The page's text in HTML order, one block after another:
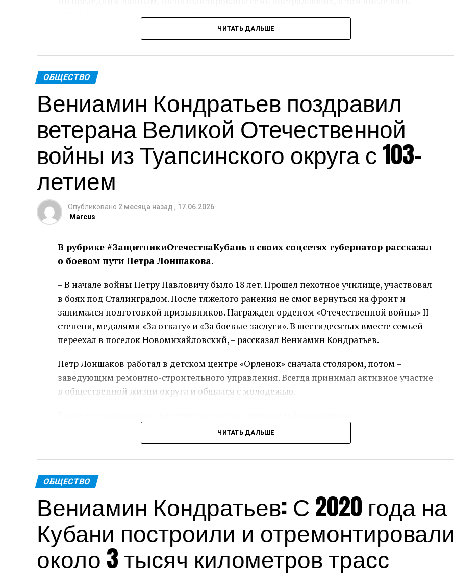
детей. Им оказывают медицинскую помощь.
Пресс-служба администрации Краснодарского края
ЧИТАТЬ ДАЛЬШЕ
ОБЩЕСТВО
Вениамин Кондратьев поздравил
ветерана Великой Отечественной
войны из Туапсинского округа с 103-
летием
Опубликовано 2 месяца назад , 17.06.2026
Marcus
В рубрике #ЗащитникиОтечестваКубань в своих соцсетях губернатор рассказал
о боевом пути Петра Лоншакова.
– В начале войны Петру Павловичу было 18 лет. Прошел пехотное училище, участвовал
в боях под Сталинградом. После тяжелого ранения не смог вернуться на фронт и
занимался подготовкой призывников. Награжден орденом «Отечественной войны» II
степени, медалями «За отвагу» и «За боевые заслуги». В шестидесятых вместе семьей
переехал в поселок Новомихайловский, – рассказал Вениамин Кондратьев.
Петр Лоншаков работал в детском центре «Орленок» сначала столяром, потом –
заведующим ремонтно-строительного управления. Всегда принимал активное участие
в общественной жизни округа и общался с молодежью.
Пресс-служба администрации Краснодарского края
Теги: Губернатор
ЧИТАТЬ ДАЛЬШЕ
ОБЩЕСТВО
Вениамин Кондратьев: С 2020 года на
Кубани построили и отремонтировали
около 3 тысяч километров трасс